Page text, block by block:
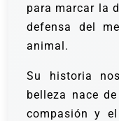
para marcar la
defensa del
animal.
Su historia
belleza nace
compasión y